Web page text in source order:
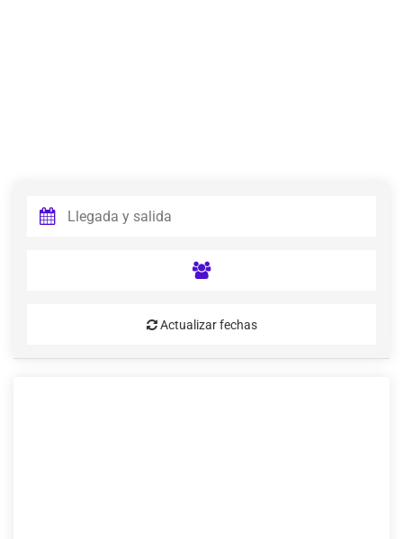
Actualizar fechas